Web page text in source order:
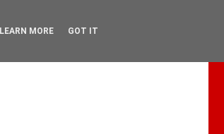
LEARN MORE GOT IT